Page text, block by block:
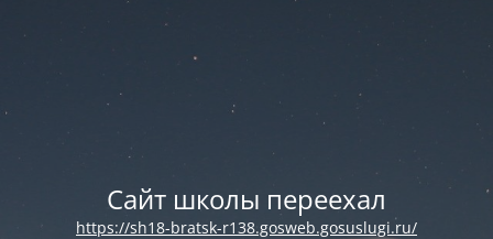
Сайт школы переехал
https://sh18-bratsk-r138.gosweb.gosuslugi.ru/